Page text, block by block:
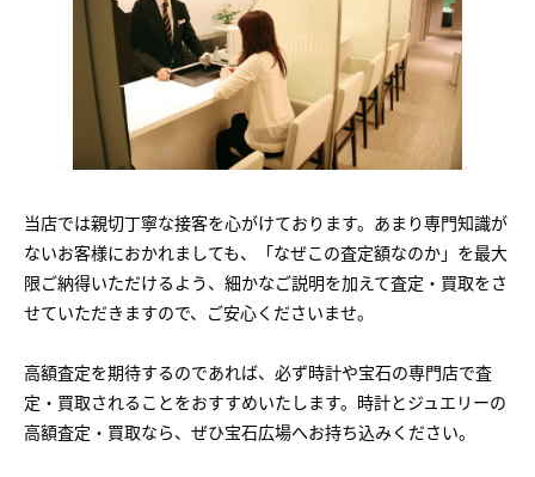
当店では親切丁寧な接客を心がけております。あまり専門知識が
ないお客様におかれましても、「なぜこの査定額なのか」を最大
限ご納得いただけるよう、細かなご説明を加えて査定・買取をさ
せていただきますので、ご安心くださいませ。
高額査定を期待するのであれば、必ず時計や宝石の専門店で査
定・買取されることをおすすめいたします。時計とジュエリーの
高額査定・買取なら、ぜひ宝石広場へお持ち込みください。